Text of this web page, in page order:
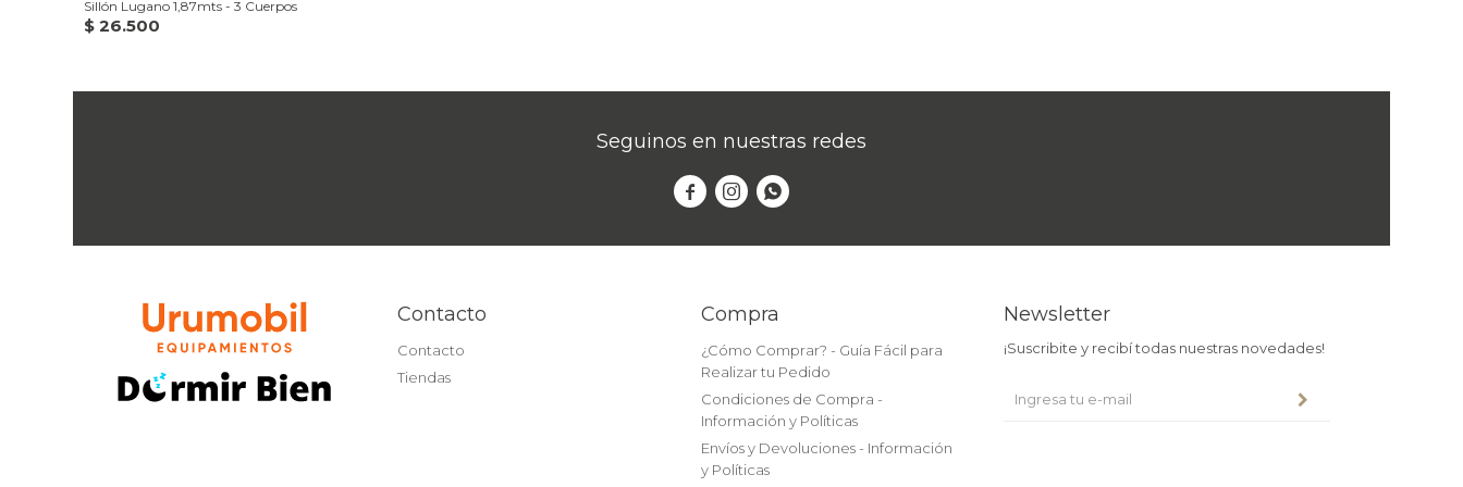
Sillón Lugano 1,87mts - 3 Cuerpos
$ 26.500
Seguinos en nuestras redes
  
Contacto
Contacto
Tiendas
Compra
¿Cómo Comprar? - Guía Fácil para
Realizar tu Pedido
Condiciones de Compra -
Información y Políticas
Envíos y Devoluciones - Información
y Políticas
Newsletter
¡Suscribite y recibí todas nuestras novedades!